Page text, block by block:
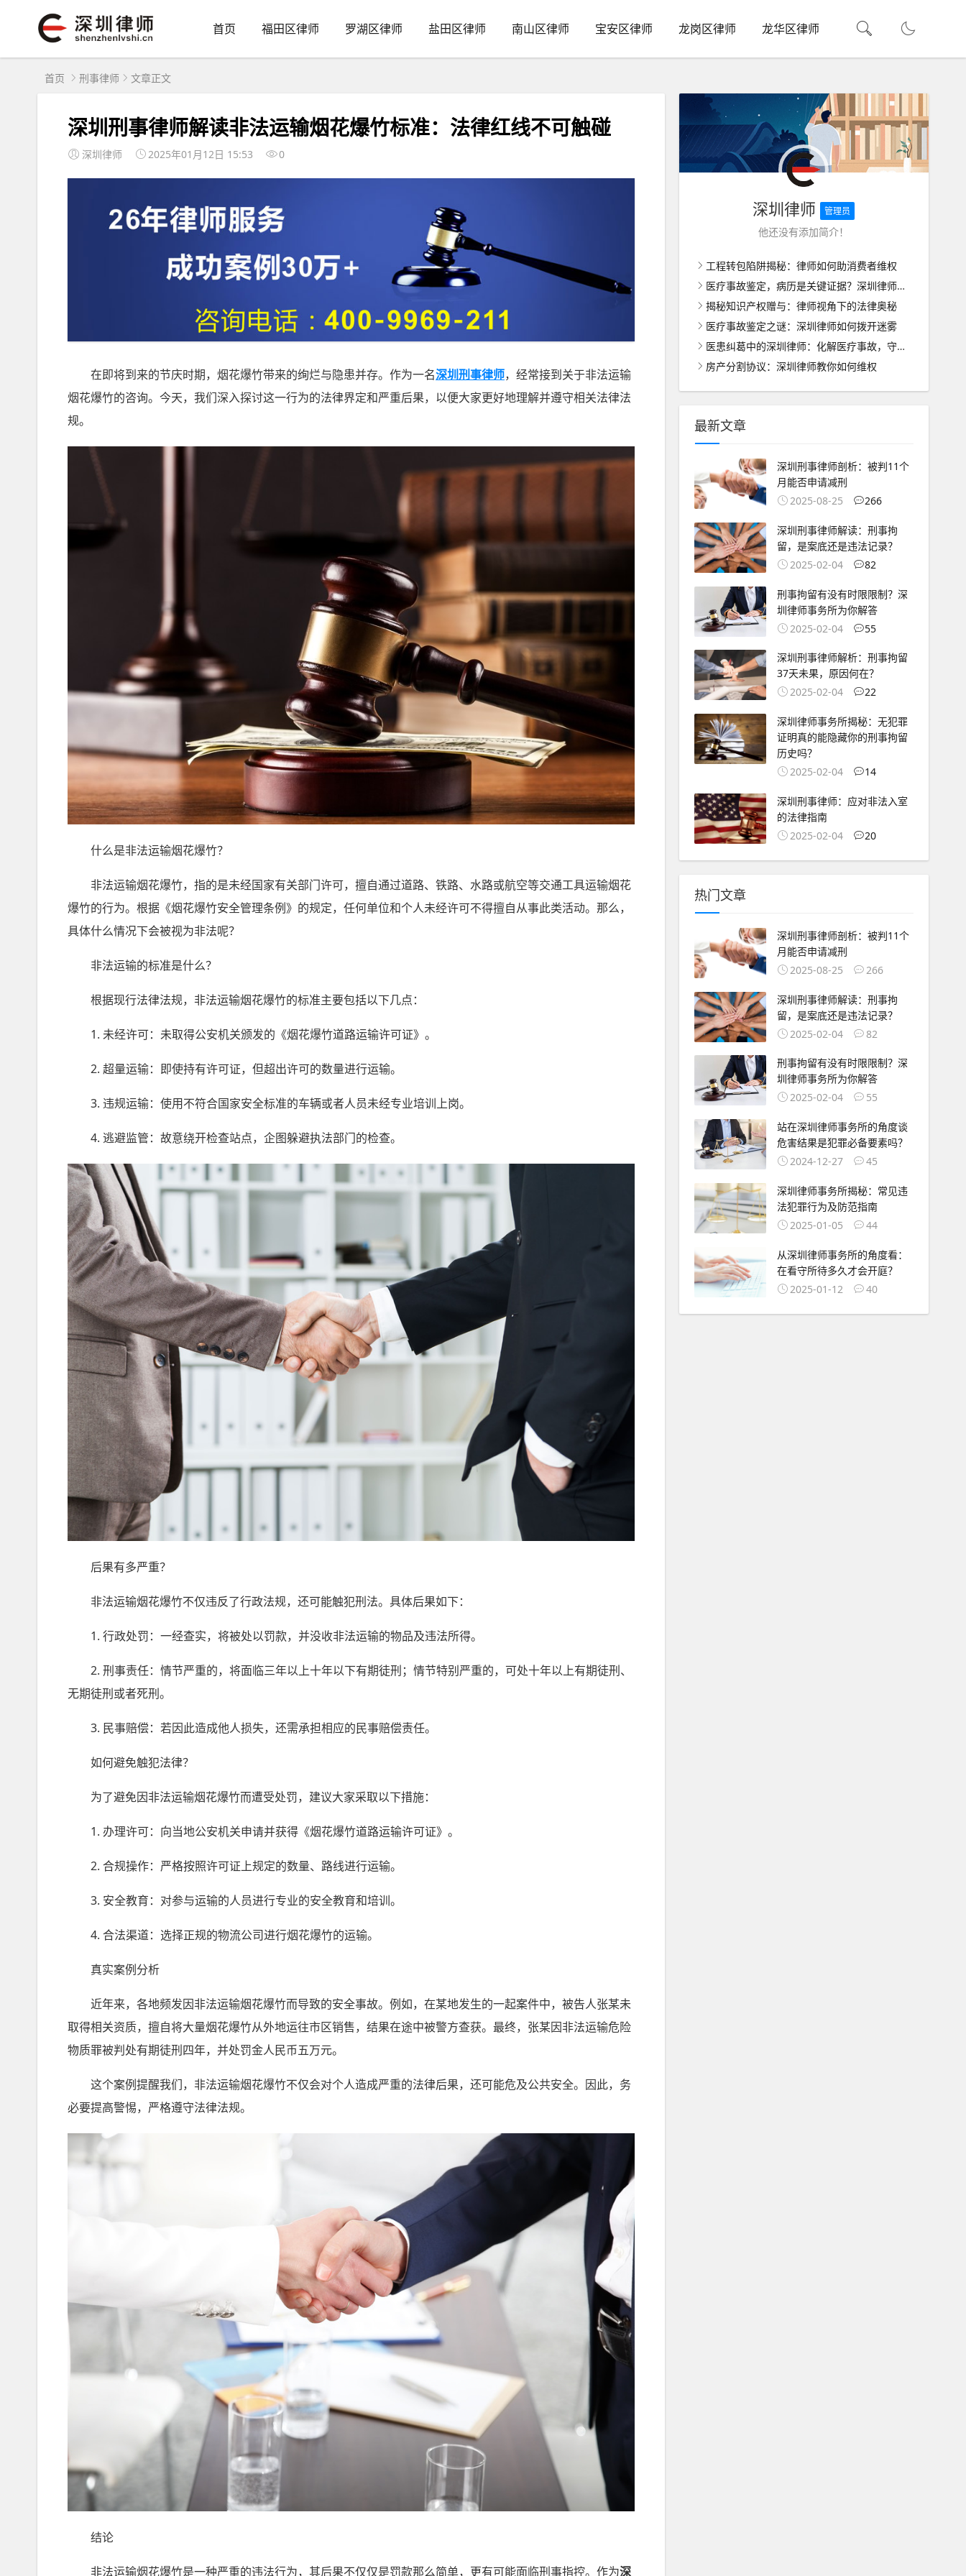
首页 福田区律师 罗湖区律师 盐田区律师 南山区律师 宝安区律师 龙岗区律师 龙华区律师
首页 刑事律师 文章正文
深圳刑事律师解读非法运输烟花爆竹标准：法律红线不可触碰
深圳律师 2025年01月12日 15:53 0
在即将到来的节庆时期，烟花爆竹带来的绚烂与隐患并存。作为一名深圳刑事律师，经常接到关于非法运输
烟花爆竹的咨询。今天，我们深入探讨这一行为的法律界定和严重后果，以便大家更好地理解并遵守相关法律法
规。
什么是非法运输烟花爆竹？
非法运输烟花爆竹，指的是未经国家有关部门许可，擅自通过道路、铁路、水路或航空等交通工具运输烟花
爆竹的行为。根据《烟花爆竹安全管理条例》的规定，任何单位和个人未经许可不得擅自从事此类活动。那么，
具体什么情况下会被视为非法呢？
非法运输的标准是什么？
根据现行法律法规，非法运输烟花爆竹的标准主要包括以下几点：
1. 未经许可：未取得公安机关颁发的《烟花爆竹道路运输许可证》。
2. 超量运输：即使持有许可证，但超出许可的数量进行运输。
3. 违规运输：使用不符合国家安全标准的车辆或者人员未经专业培训上岗。
4. 逃避监管：故意绕开检查站点，企图躲避执法部门的检查。
后果有多严重？
非法运输烟花爆竹不仅违反了行政法规，还可能触犯刑法。具体后果如下：
1. 行政处罚：一经查实，将被处以罚款，并没收非法运输的物品及违法所得。
2. 刑事责任：情节严重的，将面临三年以上十年以下有期徒刑；情节特别严重的，可处十年以上有期徒刑、
无期徒刑或者死刑。
3. 民事赔偿：若因此造成他人损失，还需承担相应的民事赔偿责任。
如何避免触犯法律？
为了避免因非法运输烟花爆竹而遭受处罚，建议大家采取以下措施：
1. 办理许可：向当地公安机关申请并获得《烟花爆竹道路运输许可证》。
2. 合规操作：严格按照许可证上规定的数量、路线进行运输。
3. 安全教育：对参与运输的人员进行专业的安全教育和培训。
4. 合法渠道：选择正规的物流公司进行烟花爆竹的运输。
真实案例分析
近年来，各地频发因非法运输烟花爆竹而导致的安全事故。例如，在某地发生的一起案件中，被告人张某未
取得相关资质，擅自将大量烟花爆竹从外地运往市区销售，结果在途中被警方查获。最终，张某因非法运输危险
物质罪被判处有期徒刑四年，并处罚金人民币五万元。
这个案例提醒我们，非法运输烟花爆竹不仅会对个人造成严重的法律后果，还可能危及公共安全。因此，务
必要提高警惕，严格遵守法律法规。
结论
非法运输烟花爆竹是一种严重的违法行为，其后果不仅仅是罚款那么简单，更有可能面临刑事指控。作为深
深圳律师 管理员
他还没有添加简介！
工程转包陷阱揭秘：律师如何助消费者维权
医疗事故鉴定，病历是关键证据？深圳律师带你揭秘
揭秘知识产权赠与：律师视角下的法律奥秘
医疗事故鉴定之谜：深圳律师如何拨开迷雾
医患纠葛中的深圳律师：化解医疗事故，守护患者权益
房产分割协议：深圳律师教你如何维权
最新文章
深圳刑事律师剖析：被判11个
月能否申请减刑
2025-08-25
266
深圳刑事律师解读：刑事拘
留，是案底还是违法记录？
2025-02-04
82
刑事拘留有没有时限限制？深
圳律师事务所为你解答
2025-02-04
55
深圳刑事律师解析：刑事拘留
37天未果，原因何在？
2025-02-04
22
深圳律师事务所揭秘：无犯罪
证明真的能隐藏你的刑事拘留
历史吗？
2025-02-04
14
深圳刑事律师：应对非法入室
的法律指南
2025-02-04
20
热门文章
深圳刑事律师剖析：被判11个
月能否申请减刑
2025-08-25
266
深圳刑事律师解读：刑事拘
留，是案底还是违法记录？
2025-02-04
82
刑事拘留有没有时限限制？深
圳律师事务所为你解答
2025-02-04
55
站在深圳律师事务所的角度谈
危害结果是犯罪必备要素吗？
2024-12-27
45
深圳律师事务所揭秘：常见违
法犯罪行为及防范指南
2025-01-05
44
从深圳律师事务所的角度看：
在看守所待多久才会开庭？
2025-01-12
40